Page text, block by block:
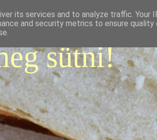
sütni!
its services and to analyze traffic. Your
and security metrics to ensure